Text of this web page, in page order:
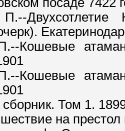
Двухсотлетие
Кошевые
Кошевые
Том 1.
на престол